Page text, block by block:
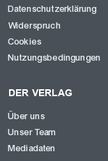
Datenschutzerklärung
Widerspruch
Cookies
Nutzungsbedingungen
DER VERLAG
Über uns
Unser Team
Mediadaten